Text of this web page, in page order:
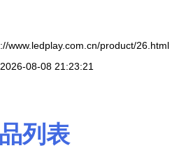
www.ledplay.com.cn/product/26.html
08-08 21:23:21
列表